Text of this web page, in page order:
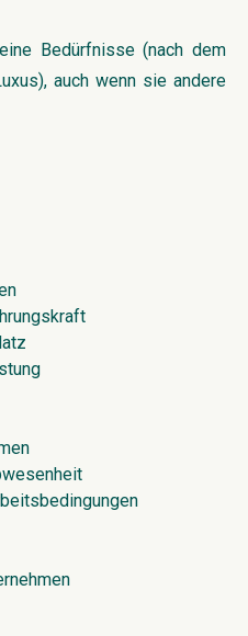
Bedürfnisse (nach dem
auch wenn sie andere